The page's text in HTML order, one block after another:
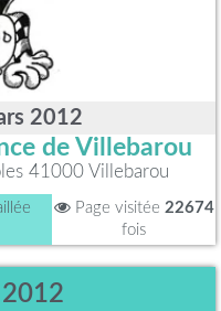
2012
de Villebarou
41000 Villebarou
Page visitée 22674
fois
2012